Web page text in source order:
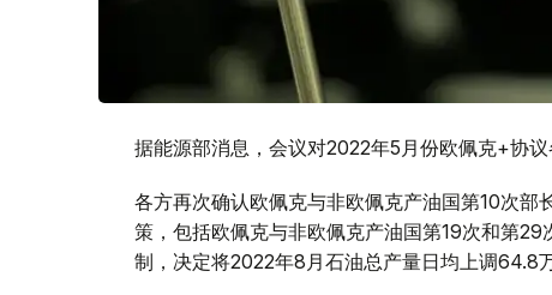
据能源部消息，会议对2022年5月份欧佩克+协议
各方再次确认欧佩克与非欧佩克产油国第10次
策，包括欧佩克与非欧佩克产油国第19次和第
制，决定将2022年8月石油总产量日均上调64.8万